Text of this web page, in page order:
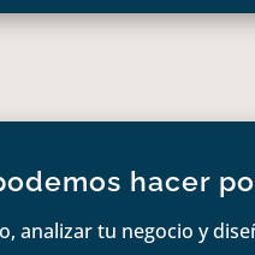
hacer
analizar tu negocio y